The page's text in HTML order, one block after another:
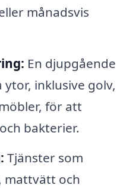
månadsvis
En djupgående
inklusive golv,
för att
bakterier.
Tjänster som
mattvätt och